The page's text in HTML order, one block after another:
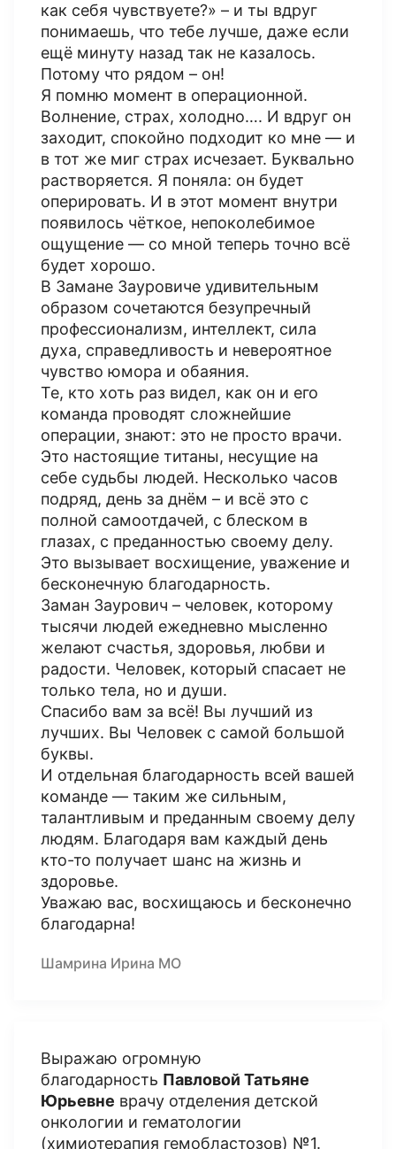
как себя чувствуете?» – и ты вдруг
понимаешь, что тебе лучше, даже если
ещё минуту назад так не казалось.
Потому что рядом – он!
Я помню момент в операционной.
Волнение, страх, холодно…. И вдруг он
заходит, спокойно подходит ко мне — и
в тот же миг страх исчезает. Буквально
растворяется. Я поняла: он будет
оперировать. И в этот момент внутри
появилось чёткое, непоколебимое
ощущение — со мной теперь точно всё
будет хорошо.
В Замане Зауровиче удивительным
образом сочетаются безупречный
профессионализм, интеллект, сила
духа, справедливость и невероятное
чувство юмора и обаяния.
Те, кто хоть раз видел, как он и его
команда проводят сложнейшие
операции, знают: это не просто врачи.
Это настоящие титаны, несущие на
себе судьбы людей. Несколько часов
подряд, день за днём – и всё это с
полной самоотдачей, с блеском в
глазах, с преданностью своему делу.
Это вызывает восхищение, уважение и
бесконечную благодарность.
Заман Заурович – человек, которому
тысячи людей ежедневно мысленно
желают счастья, здоровья, любви и
радости. Человек, который спасает не
только тела, но и души.
Спасибо вам за всё! Вы лучший из
лучших. Вы Человек с самой большой
буквы.
И отдельная благодарность всей вашей
команде — таким же сильным,
талантливым и преданным своему делу
людям. Благодаря вам каждый день
кто-то получает шанс на жизнь и
здоровье.
Уважаю вас, восхищаюсь и бесконечно
благодарна!
Шамрина Ирина МО
Выражаю огромную
благодарность Павловой Татьяне
Юрьевне врачу отделения детской
онкологии и гематологии
(химиотерапия гемобластозов) №1.